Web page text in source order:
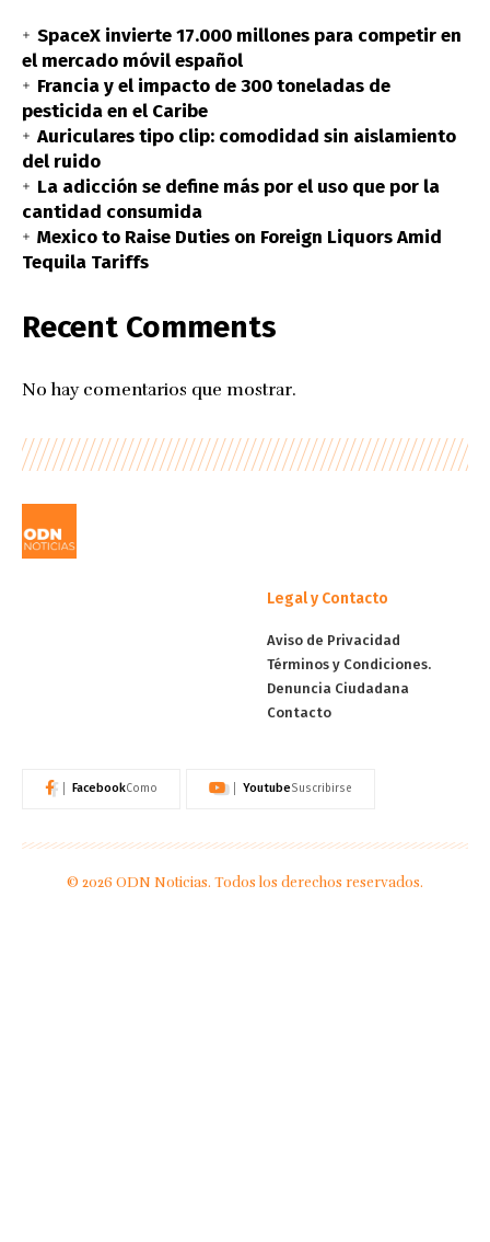
SpaceX invierte 17.000 millones para competir en
el mercado móvil español
Francia y el impacto de 300 toneladas de
pesticida en el Caribe
Auriculares tipo clip: comodidad sin aislamiento
del ruido
La adicción se define más por el uso que por la
cantidad consumida
Mexico to Raise Duties on Foreign Liquors Amid
Tequila Tariffs
Recent Comments
No hay comentarios que mostrar.
Legal y Contacto
Aviso de Privacidad
Términos y Condiciones.
Denuncia Ciudadana
Contacto
FacebookComo YoutubeSuscribirse
© 2026 ODN Noticias. Todos los derechos reservados.